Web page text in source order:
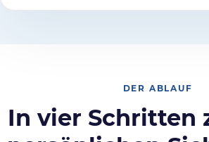
DER ABLAUF
In vier Schritten